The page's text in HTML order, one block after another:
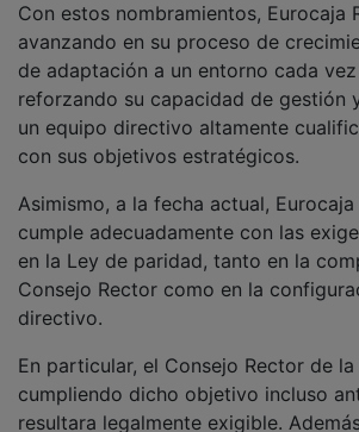
y en un 50% por mujeres.
Por lo que se refiere al equipo
cumplen las exigencias establecidas
en materia de paridad.
NOTICIAS RELACIONADAS